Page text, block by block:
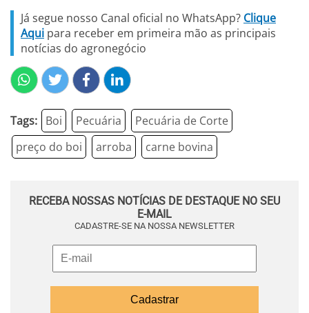
Já segue nosso Canal oficial no WhatsApp? Clique
Aqui para receber em primeira mão as principais
notícias do agronegócio
Tags: Boi Pecuária
Pecuária de Corte
preço do boi
arroba carne bovina
RECEBA NOSSAS NOTÍCIAS DE DESTAQUE NO SEU
E-MAIL
CADASTRE-SE NA NOSSA NEWSLETTER